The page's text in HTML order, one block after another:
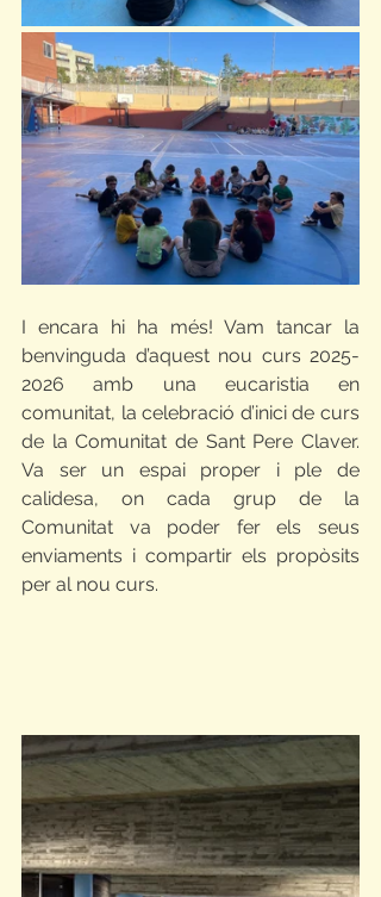
I encara hi ha més! Vam tancar la
benvinguda d’aquest nou curs 2025-
2026 amb una eucaristia en
comunitat, la celebració d’inici de curs
de la Comunitat de Sant Pere Claver.
Va ser un espai proper i ple de
calidesa, on cada grup de la
Comunitat va poder fer els seus
enviaments i compartir els propòsits
per al nou curs.